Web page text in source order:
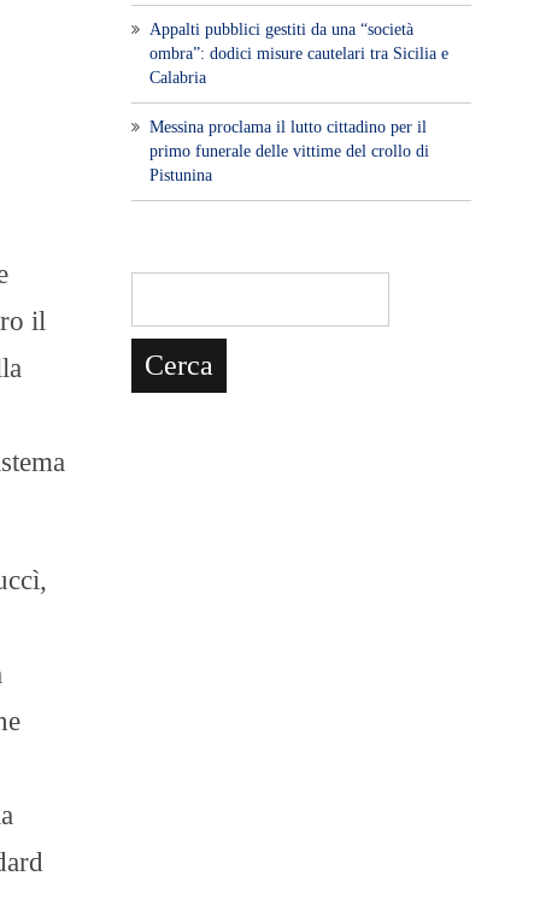
il
Appalti pubblici gestiti da una “società
ombra”: dodici misure cautelari tra Sicilia e
Calabria
Messina proclama il lutto cittadino per il
primo funerale delle vittime del crollo di
Pistunina